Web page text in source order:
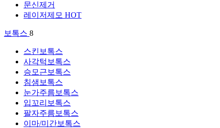
문신제거
레이저제모 HOT
보톡스 8
스킨보톡스
사각턱보톡스
승모근보톡스
침샘보톡스
눈가주름보톡스
입꼬리보톡스
팔자주름보톡스
이마/미간보톡스